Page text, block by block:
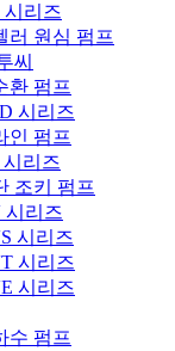
시리즈
러 원심 펌프
씨
환 펌프
시리즈
인 펌프
시리즈
조키 펌프
시리즈
시리즈
시리즈
시리즈
수 펌프